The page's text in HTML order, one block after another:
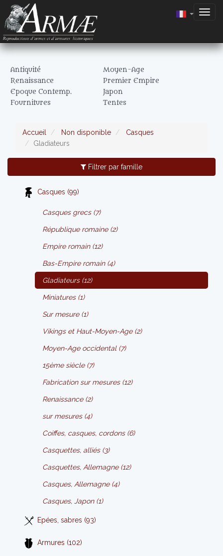
Antiquité
Moyen-Age
Renaissance
Premier Empire
Epoque Contemp.
Japon
Fournitures
Tentes
Accueil Non disponible
Casques
Gladiateurs
Filtrer par famille
Casques (99)
Casques grecs (7)
République romaine (2)
Empire romain (12)
Bas-Empire romain (4)
Gladiateurs (12)
Miniatures (1)
Sur mesure (1)
Vikings et Haut-Moyen-Age (2)
Moyen-Age occidental (7)
15ème siècle (7)
Fabrication sur mesures (12)
Renaissance (2)
sur mesures (4)
Coiffes, casques, cordons (6)
Casquettes, alliés (3)
Casquettes, Allemagne (12)
Casques, Allemagne (4)
Casques, Japon (1)
Epées, sabres (93)
Armures (102)